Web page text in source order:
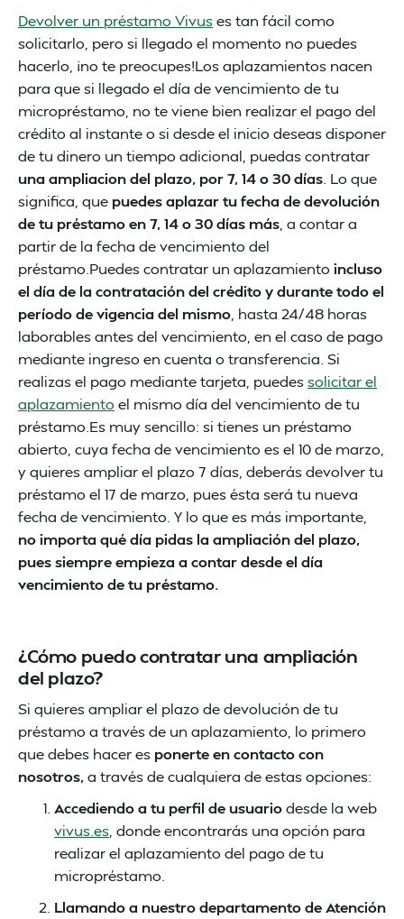
Devolver un préstamo Vivuses tan fácil como
solicitarlo, pero si llegado el momento no puedes
hacerlo, ¡no te preocupes!Los aplazamientos nacen
para que si llegado el día de vencimiento de tu
micropréstamo, no te viene bien realizar el pago del
crédito al instante o si desde el inicio deseas disponer
de tu dinero un tiempo adicional, puedas contratar
una ampliacion del plazo, por 7, 14 o 30 días . Lo que
significa, que puedes aplazar tu fecha de devolución
de tu préstamo en 7, 14 o 30 días más , a contar a
partir de la fecha de vencimiento del
préstamo.Puedes contratar un aplazamiento incluso
el día de la contratación del crédito y durante todo el
período de vigencia del mismo , hasta 24/48 horas
laborables antes del vencimiento, en el caso de pago
mediante ingreso en cuenta o transferencia. Si
realizas el pago mediante tarjeta, puedessolicitar el
aplazamiento el mismo día del vencimiento de tu
préstamo.Es muy sencillo: si tienes un préstamo
abierto, cuya fecha de vencimiento es el 10 de marzo,
y quieres ampliar el plazo 7 días, deberás devolver tu
préstamo el 17 de marzo, pues ésta será tu nueva
fecha de vencimiento. Y lo que es más importante,
no importa qué día pidas la ampliación del plazo,
pues siempre empieza a contar desde el día
vencimiento de tu préstamo.
¿Cómo puedo contratar una ampliación
del plazo?
Si quieres ampliar el plazo de devolución de tu
préstamo a través de un aplazamiento, lo primero
que debes hacer es ponerte en contacto con
nosotros,a través de cualquiera de estas opciones:
Accediendo a tu perfil de usuariodesde la web
vivus.es , donde encontrarás una opción para
realizar el aplazamiento del pago de tu
micropréstamo.
Llamando a nuestro departamento de Atención